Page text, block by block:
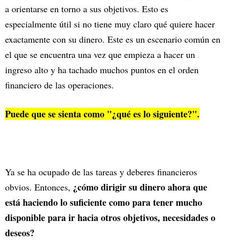
a orientarse en torno a sus objetivos. Esto es
especialmente útil si no tiene muy claro qué quiere hacer
exactamente con su dinero. Este es un escenario común en
el que se encuentra una vez que empieza a hacer un
ingreso alto y ha tachado muchos puntos en el orden
financiero de las operaciones.
Puede que se sienta como "¿qué es lo siguiente?".
Ya se ha ocupado de las tareas y deberes financieros
obvios. Entonces, ¿cómo dirigir su dinero ahora que
está haciendo lo suficiente como para tener mucho
disponible para ir hacia otros objetivos, necesidades o
deseos?